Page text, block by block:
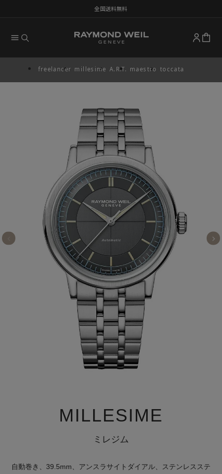
全国送料無料
freelancer millesime A.R.T. maestro toccata
MILLESIME
ミレジム
自動巻き、39.5mm、アンスラサイトダイアル、ステンレスステ